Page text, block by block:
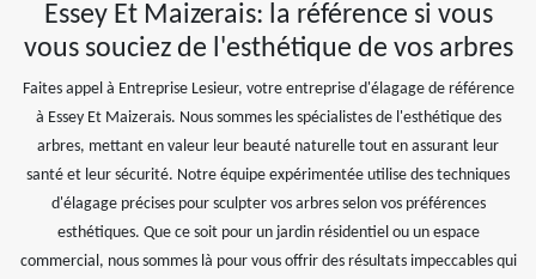
Essey Et Maizerais: la référence si vous
vous souciez de l'esthétique de vos arbres
Faites appel à Entreprise Lesieur, votre entreprise d'élagage de référence
à Essey Et Maizerais. Nous sommes les spécialistes de l'esthétique des
arbres, mettant en valeur leur beauté naturelle tout en assurant leur
santé et leur sécurité. Notre équipe expérimentée utilise des techniques
d'élagage précises pour sculpter vos arbres selon vos préférences
esthétiques. Que ce soit pour un jardin résidentiel ou un espace
commercial, nous sommes là pour vous offrir des résultats impeccables qui